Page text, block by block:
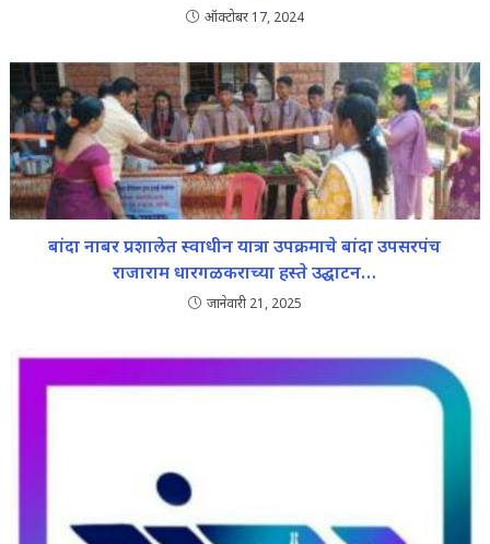
ऑक्टोबर 17, 2024
बांदा नाबर प्रशालेत स्वाधीन यात्रा उपक्रमाचे बांदा उपसरपंच
राजाराम धारगळकराच्या हस्ते उद्घाटन…
जानेवारी 21, 2025